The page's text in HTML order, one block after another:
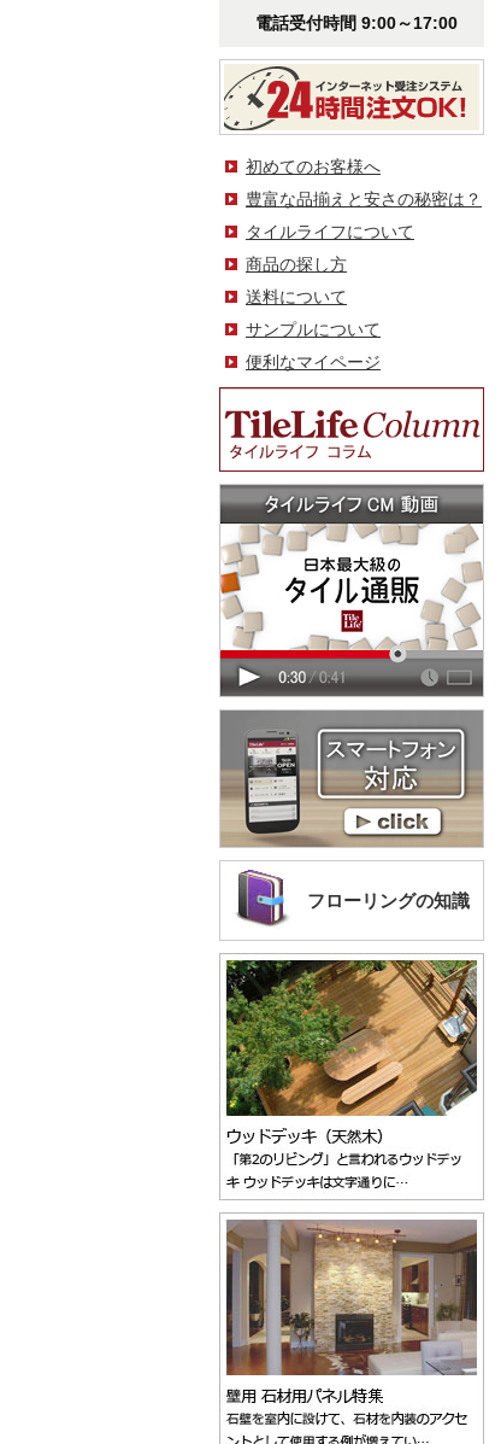
電話受付時間 9:00～17:00
初めてのお客様へ
豊富な品揃えと安さの秘密は？
タイルライフについて
商品の探し方
送料について
サンプルについて
便利なマイページ
フローリングの知識